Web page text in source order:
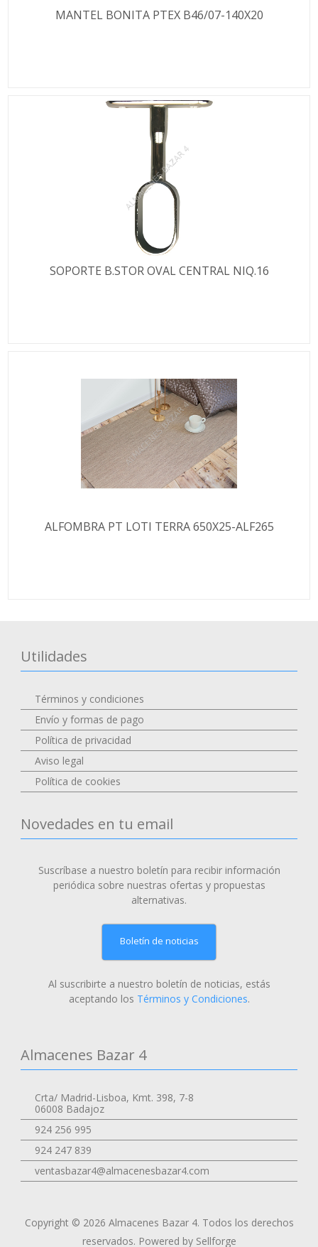
MANTEL BONITA PTEX B46/07-140X20
SOPORTE B.STOR OVAL CENTRAL NIQ.16
ALFOMBRA PT LOTI TERRA 650X25-ALF265
Utilidades
Términos y condiciones
Envío y formas de pago
Política de privacidad
Aviso legal
Política de cookies
Novedades en tu email
Suscríbase a nuestro boletín para recibir información
periódica sobre nuestras ofertas y propuestas
alternativas.
Boletín de noticias
Al suscribirte a nuestro boletín de noticias, estás
aceptando los Términos y Condiciones.
Almacenes Bazar 4
Crta/ Madrid-Lisboa, Kmt. 398, 7-8
06008 Badajoz
924 256 995
924 247 839
ventasbazar4@almacenesbazar4.com
Copyright © 2026 Almacenes Bazar 4. Todos los derechos
reservados. Powered by Sellforge